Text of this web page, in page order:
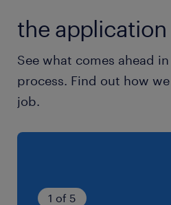
the application
See what comes ahead
process. Find out how
job.
1 of 5